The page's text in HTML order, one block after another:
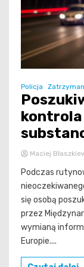
Policja
kontrola
Maciej
Podczas
się osobą
przez
wymianą
Europie....